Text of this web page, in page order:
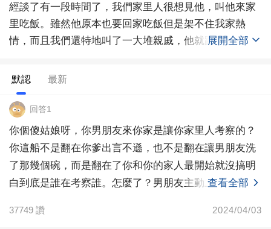
經談了有一段時間了，我們家里人很想見他，叫他來家
里吃飯。雖然他原本也要回家吃飯但是架不住我家熱
情，而且我們還特地叫了一大堆親戚，他就跟我回去
較愛吹牛，指點江山那種，席間說的話可能有些錯誤，
問我男朋友意見，他就總是笑笑，感覺不太愛搭理我
爸，我爸這個人平時又比較愛面子，就感覺我男朋友很
不尊重他。而且我爸讓他喝酒他也推辭了，他還在讀
研，平時我也知道他滴酒不沾。但是畢竟長輩要求，但
他還是推辭了 ，因為親戚看著就搞得我爸可能有點不
快，說我男朋友才是丈人什麼的之類的（笑著說）。我
桌下碰了他好幾次。飯后，因為菜都是我媽媽做的（被
展開全部
默認 最新
回答1
你個傻姑娘呀，你男朋友來你家是讓你家里人考察的？
你這船不是翻在你爹出言不遜，也不是翻在讓男朋友洗
了那幾個碗，而是翻在了你和你的家人最開始就沒搞明
白到底是誰在考察誰。怎麼了？男朋友主動上門造訪就
查看全部
37749 讚 2024/04/03
職場 育兒 綠植 寵物趣聞 生活妙招
影視劇 裝修 養生百科 老年病科普